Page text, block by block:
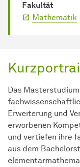
Fakultät
Mathematik
Das
Erweiterung und
erworbenen
und vertiefen ihre
aus dem